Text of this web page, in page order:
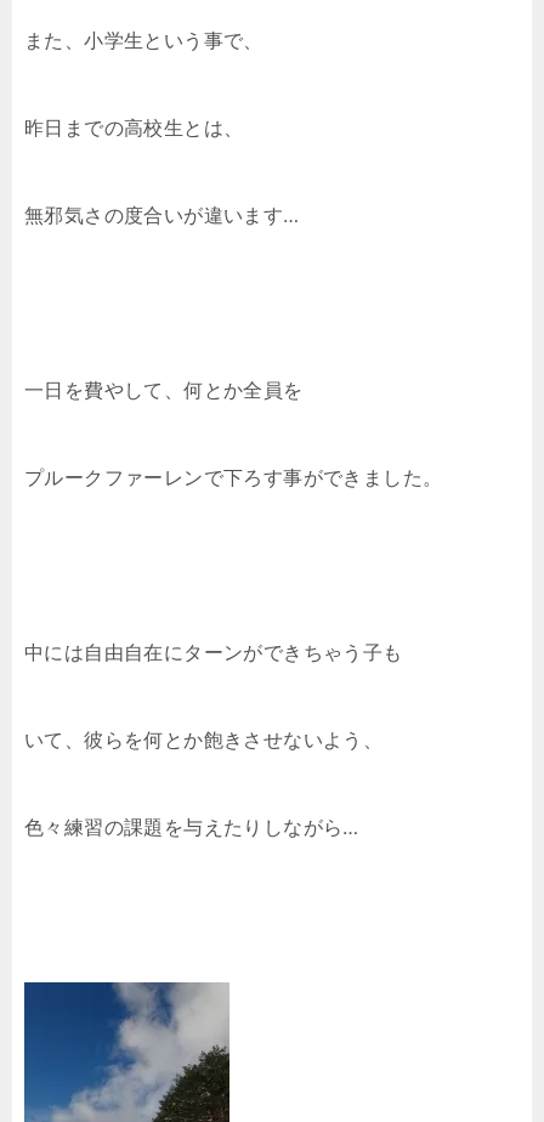
また、小学生という事で、
昨日までの高校生とは、
無邪気さの度合いが違います…
一日を費やして、何とか全員を
プルークファーレンで下ろす事ができました。
中には自由自在にターンができちゃう子も
いて、彼らを何とか飽きさせないよう、
色々練習の課題を与えたりしながら…